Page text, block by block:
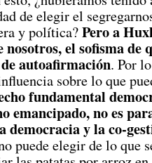
de elegir el
y política?Pero a
el sofisma de
autoafirmación. Por
sobre lo que
fundamental
emancipado, no es
democracia y la co-
puede elegir de lo que